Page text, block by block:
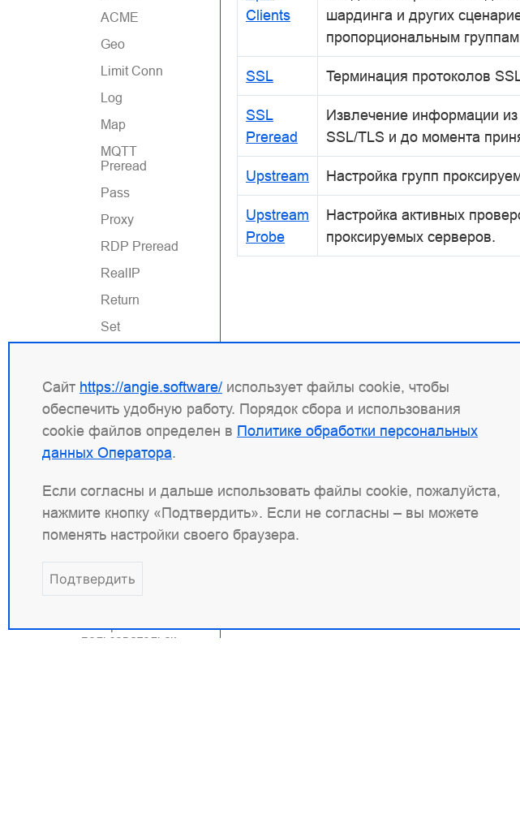
ACME
Geo
Limit Conn
Log
Map
MQTT
Preread
Pass
Proxy
RDP Preread
RealIP
Return
Set
SSL
SSL Preread
Upstream
Upstream
Почтовый
модуль
Сторонние
Настройка
ACME
Настройка
пользовательск
Clients
шардинга и других
пропорциональным
SSL Терминация протоколов
SSL
Preread
Извлечение информации
SSL/TLS и до момента
Upstream Настройка групп
Upstream
Probe
Настройка активных
проксируемых серверов.
Сайт https://angie.software/ использует файлы cookie, чтобы
обеспечить удобную работу. Порядок сбора и использования
cookie файлов определен в Политике обработки персональных
данных Оператора.
Если согласны и дальше использовать файлы cookie, пожалуйста,
нажмите кнопку «Подтвердить». Если не согласны – вы можете
поменять настройки своего браузера.
Подтвердить